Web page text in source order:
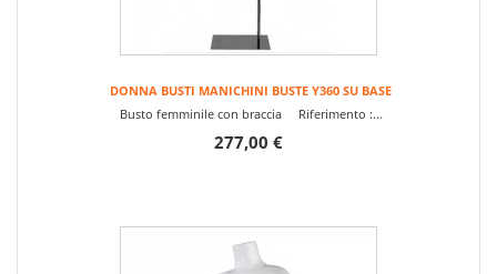
DONNA BUSTI MANICHINI BUSTE Y360 SU BASE
Busto femminile con braccia Riferimento :...
277,00 €